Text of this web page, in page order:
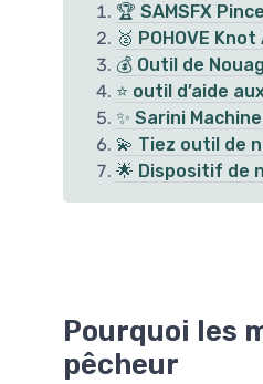
🏆 SAMSFX
🥈 POHOVE
💰 Outil de
⭐ outil d’aide
✨ Sarini
💫 Tiez outil de
🌟 Dispositif de
Pourquoi les
pêcheur